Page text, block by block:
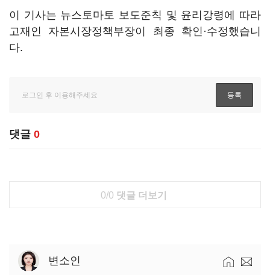
이 기사는 뉴스토마토 보도준칙 및 윤리강령에 따라
고재인 자본시장정책부장이 최종 확인·수정했습니
다.
댓글 0
0/0 댓글 더보기
변소인